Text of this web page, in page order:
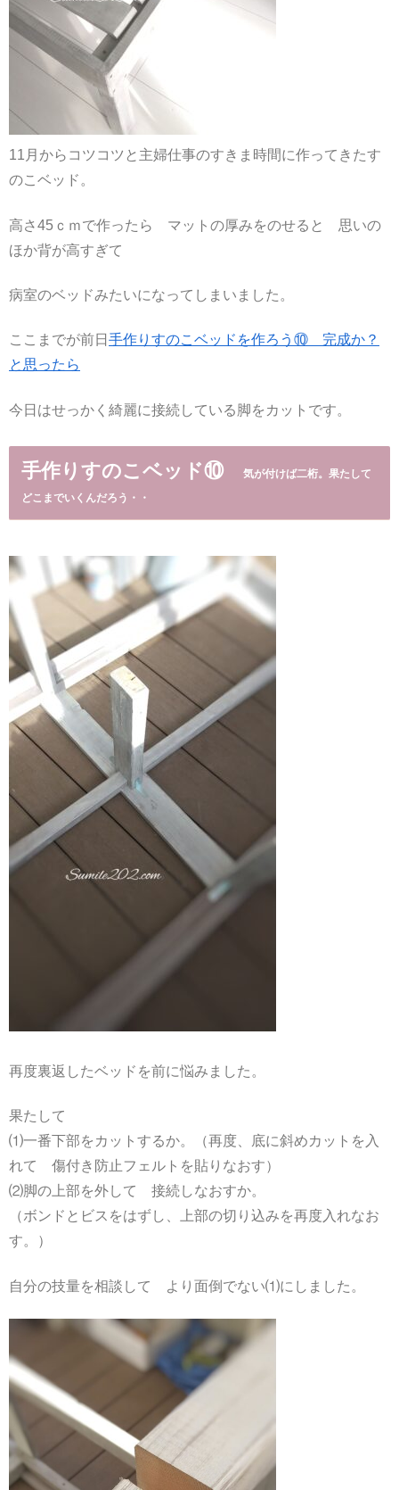
11月からコツコツと主婦仕事のすきま時間に作ってきたす
のこベッド。
高さ45ｃｍで作ったら マットの厚みをのせると 思いの
ほか背が高すぎて
病室のベッドみたいになってしまいました。
ここまでが前日 手作りすのこベッドを作ろう⑩ 完成か？
と思ったら
今日はせっかく綺麗に接続している脚をカットです。
手作りすのこベッド⑩
気が付けば二桁。果たして
どこまでいくんだろう・・
再度裏返したベッドを前に悩みました。
果たして
⑴一番下部をカットするか。（再度、底に斜めカットを入
れて 傷付き防止フェルトを貼りなおす）
⑵脚の上部を外して 接続しなおすか。
（ボンドとビスをはずし、上部の切り込みを再度入れなお
す。）
自分の技量を相談して より面倒でない⑴にしました。